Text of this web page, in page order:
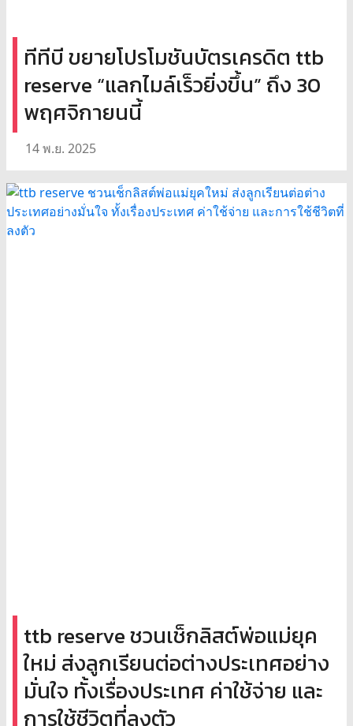
ทีทีบี ขยายโปรโมชันบัตรเครดิต ttb
reserve “แลกไมล์เร็วยิ่งขึ้น” ถึง 30
พฤศจิกายนนี้
14 พ.ย. 2025
ttb reserve ชวนเช็กลิสต์พ่อแม่ยุค
ใหม่ ส่งลูกเรียนต่อต่างประเทศอย่าง
มั่นใจ ทั้งเรื่องประเทศ ค่าใช้จ่าย และ
การใช้ชีวิตที่ลงตัว